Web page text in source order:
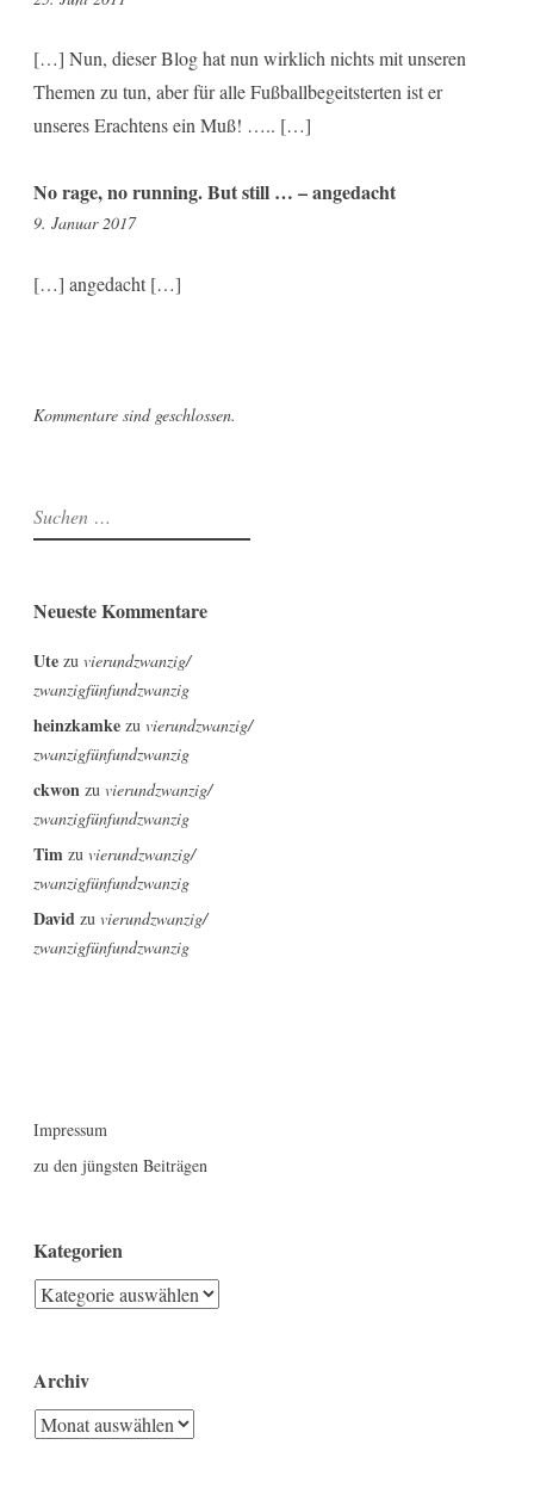
[…] Nun, dieser Blog hat nun wirklich nichts mit unseren
Themen zu tun, aber für alle Fußballbegeitsterten ist er
unseres Erachtens ein Muß! ….. […]
No rage, no running. But still … – angedacht
9. Januar 201718:33
[…] angedacht […]
Kommentare sind geschlossen.
Suchen
nach:
Neueste Kommentare
Ute zu vierundzwanzig/
zwanzigfünfundzwanzig
heinzkamke zu vierundzwanzig/
zwanzigfünfundzwanzig
ckwon zu vierundzwanzig/
zwanzigfünfundzwanzig
Tim zu vierundzwanzig/
zwanzigfünfundzwanzig
David zu vierundzwanzig/
zwanzigfünfundzwanzig
Impressum
zu den jüngsten Beiträgen
Kategorien
Kategorien
Archiv
Archiv